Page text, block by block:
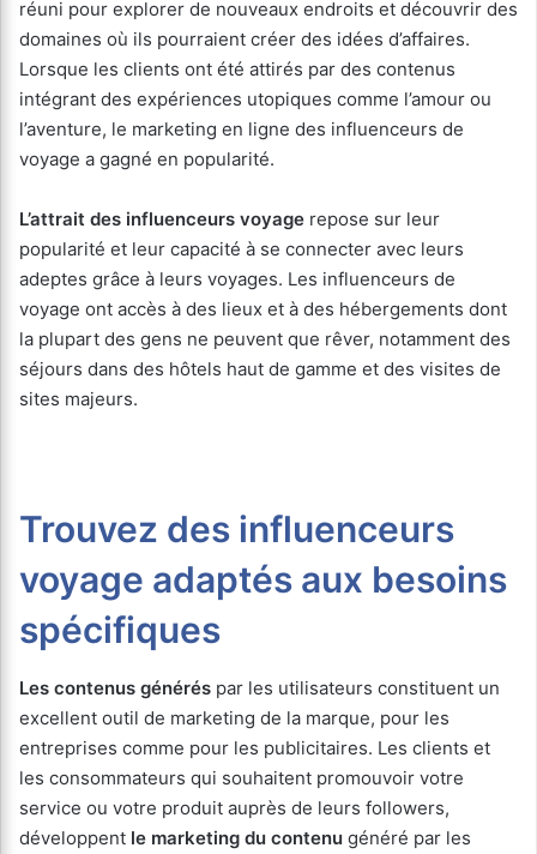
réuni pour explorer de nouveaux endroits et découvrir des
domaines où ils pourraient créer des idées d’affaires.
Lorsque les clients ont été attirés par des contenus
intégrant des expériences utopiques comme l’amour ou
l’aventure, le marketing en ligne des influenceurs de
voyage a gagné en popularité.
L’attrait des influenceurs voyage repose sur leur
popularité et leur capacité à se connecter avec leurs
adeptes grâce à leurs voyages. Les influenceurs de
voyage ont accès à des lieux et à des hébergements dont
la plupart des gens ne peuvent que rêver, notamment des
séjours dans des hôtels haut de gamme et des visites de
sites majeurs.
Trouvez des influenceurs
voyage adaptés aux besoins
spécifiques
Les contenus générés par les utilisateurs constituent un
excellent outil de marketing de la marque, pour les
entreprises comme pour les publicitaires. Les clients et
les consommateurs qui souhaitent promouvoir votre
service ou votre produit auprès de leurs followers,
développent le marketing du contenu généré par les